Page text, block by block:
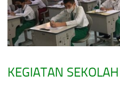
KEGIATAN SEKOLAH